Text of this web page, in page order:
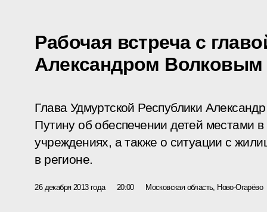
Рабочая встреча с
Александром Волковым
Глава Удмуртской Республики
Путину об обеспечении детей местами
учреждениях, а также о ситуации с
в регионе.
26 декабря 2013 года 20:00 Московская область, Ново-Огарёво